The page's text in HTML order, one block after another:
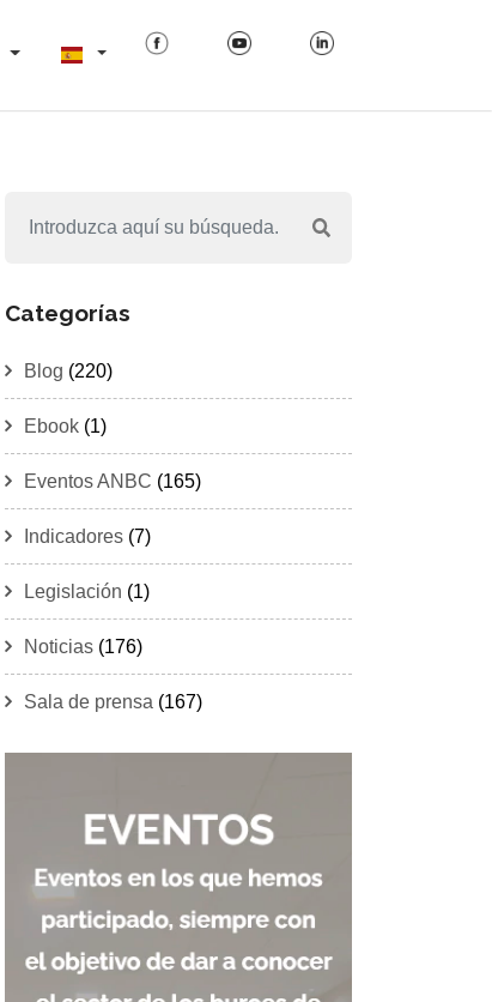
Categorías
Blog (220)
Ebook (1)
Eventos ANBC (165)
Indicadores (7)
Legislación (1)
Noticias (176)
Sala de prensa (167)